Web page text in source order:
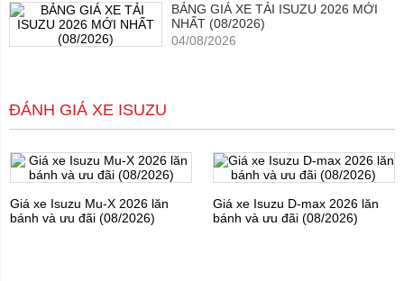
BẢNG GIÁ XE TẢI ISUZU 2026 MỚI
NHẤT (08/2026)
04/08/2026
ĐÁNH GIÁ XE ISUZU
Giá xe Isuzu Mu-X 2026 lăn
bánh và ưu đãi (08/2026)
Giá xe Isuzu D-max 2026 lăn
bánh và ưu đãi (08/2026)